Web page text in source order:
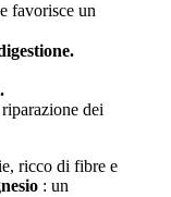
favorisce un
dei
ricco di fibre e
: un